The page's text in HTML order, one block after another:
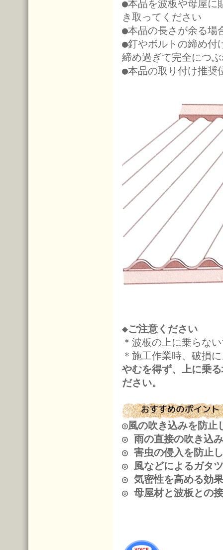
●本品を波板や母屋に
き取ってください
●本品の長さが余る場
●釘やボルトの締め付
締め過ぎて完全につ
●本品の取り付け推奨
◆ご注意ください
＊波板の上に乗らな
＊施工作業時、破損
やむを得ず、上に乗
ださい。
◎風の吹き込みを防止
◎ 雨の直接の吹き込
◎ 害虫の侵入を防止
◎ 風などによるガタ
◎ 気密性を高める効
◎ 母屋材と波板との